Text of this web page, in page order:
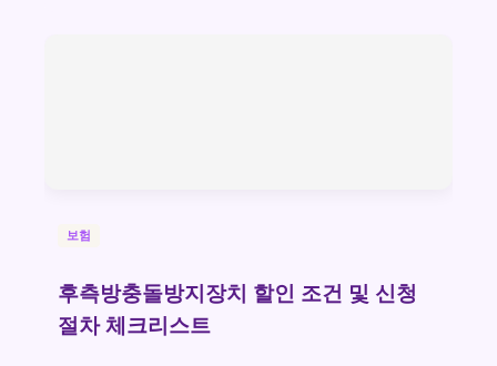
보험
후측방충돌방지장치 할인 조건 및 신청
절차 체크리스트